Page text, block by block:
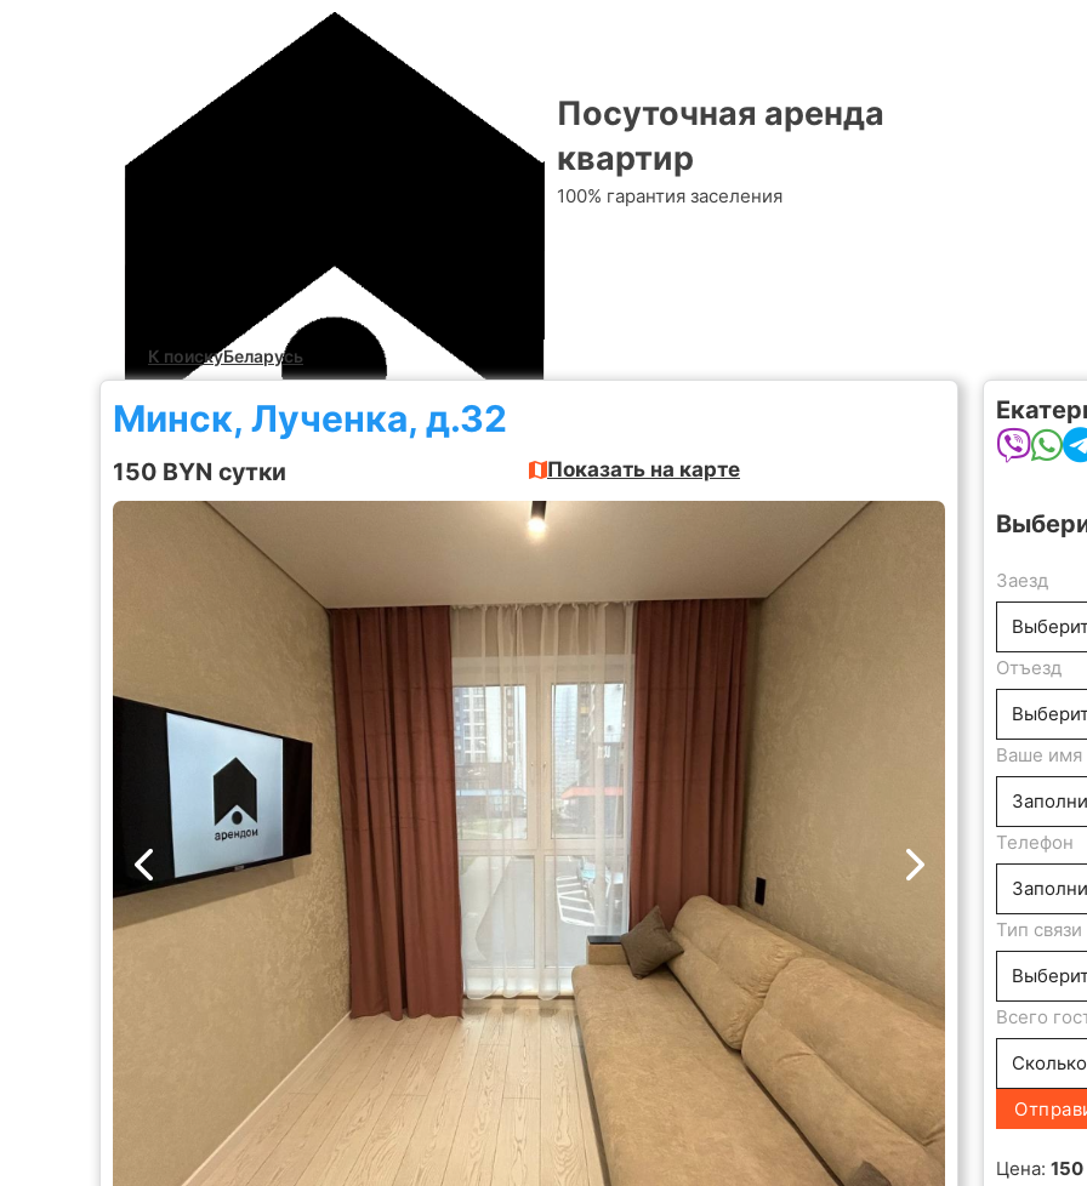
Посуточная аренда
квартир
100% гарантия заселения
К поискуБеларусь
Минск, Лученка, д.32
150 BYN сутки Показать на карте
Заезд
Отъезд
Ваше имя
Телефон
Тип связи
Всего
Цена: 150